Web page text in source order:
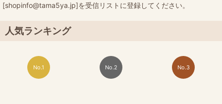
[shopinfo@tama5ya.jp]を受信リストに登録してください。
人気ランキング
No.1 No.2 No.3